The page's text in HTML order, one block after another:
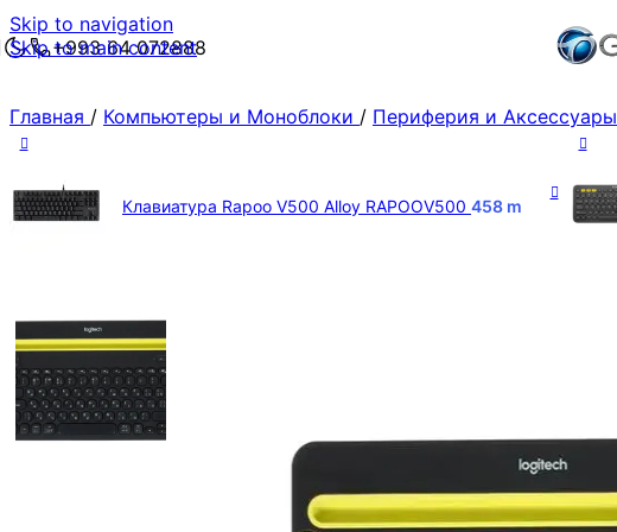
Skip to navigation
Skip to main content
+993 64 072888
Главная / Компьютеры и Моноблоки / Периферия и Аксессуары
Клавиатура Rapoo V500 Alloy RAPOOV500 458 m